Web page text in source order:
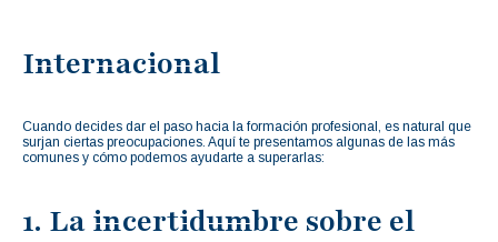
Internacional
Cuando decides dar el paso hacia la formación profesional, es natural que
surjan ciertas preocupaciones. Aquí te presentamos algunas de las más
comunes y cómo podemos ayudarte a superarlas:
1. La incertidumbre sobre el